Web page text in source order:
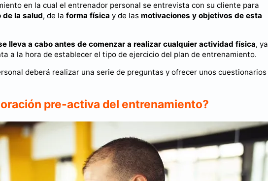
en la cual el entrenador personal se entrevista con su cliente para
de la salud, de la forma física y de las motivaciones y objetivos de esta
lleva a cabo antes de comenzar a realizar cualquier actividad física, ya
a la hora de establecer el tipo de ejercicio del plan de entrenamiento.
deberá realizar una serie de preguntas y ofrecer unos cuestionarios
pre-activa del entrenamiento?